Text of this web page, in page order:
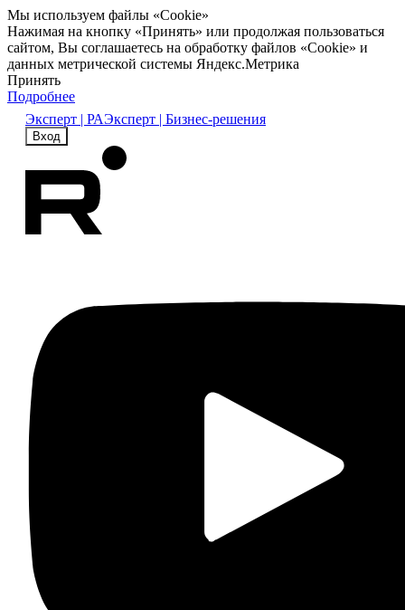
Мы используем файлы «Cookie»
Нажимая на кнопку «Принять» или продолжая пользоваться
сайтом, Вы соглашаетесь на обработку файлов «Cookie» и
данных метрической системы Яндекс.Метрика
Принять
Подробнее
Эксперт | РАЭксперт | Бизнес-решения
Вход